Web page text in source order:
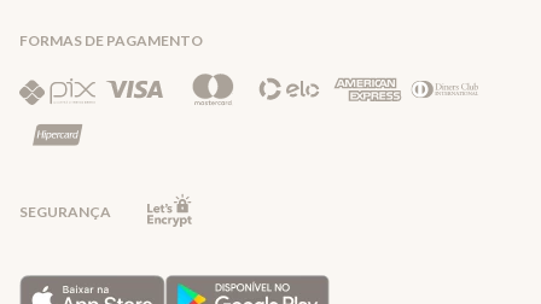
Política de Privacidade
FORMAS DE PAGAMENTO
SEGURANÇA